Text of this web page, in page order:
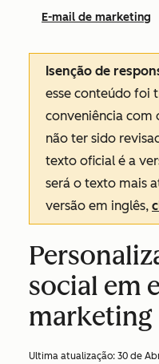
E-mail de marketing
Isenção de
esse conteúdo foi
conveniência com
não ter sido
texto oficial é a
será o texto mais
versão em inglês,
social em
marketing
Ultima atualização: 30 de